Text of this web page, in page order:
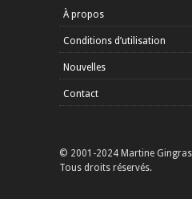
À propos
Conditions d’utilisation
Nouvelles
Contact
© 2001-2024 Martine
Tous droits réservés.